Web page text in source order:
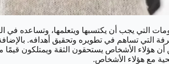
التي يجب أن يكتسبها ويتعلمها، وتساعده في
التي تساهم في تطويره وتحقيق أهدافه.
أن هؤلاء الأشخاص يستحقون الثقة ويمتلكون
مع هؤلاء الأشخاص.